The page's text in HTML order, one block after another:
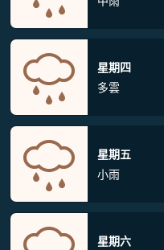
星期四
多雲
星期五
小雨
星期六